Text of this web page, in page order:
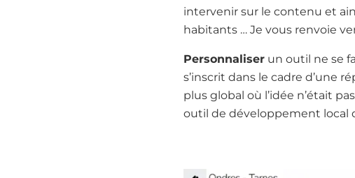
intervenir sur le contenu et
habitants … Je vous renvoie
Personnaliser un outil ne se
s’inscrit dans le cadre d’une
plus global où l’idée n’était
outil de développement local